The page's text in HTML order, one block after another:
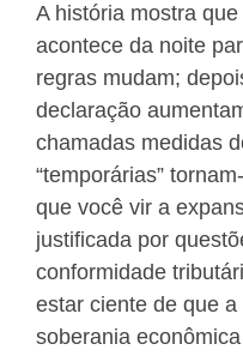
A história mostra
acontece da noite
regras mudam;
declaração
chamadas medidas
“temporárias”
que você vir a
justificada por
conformidade
estar ciente de que
soberania